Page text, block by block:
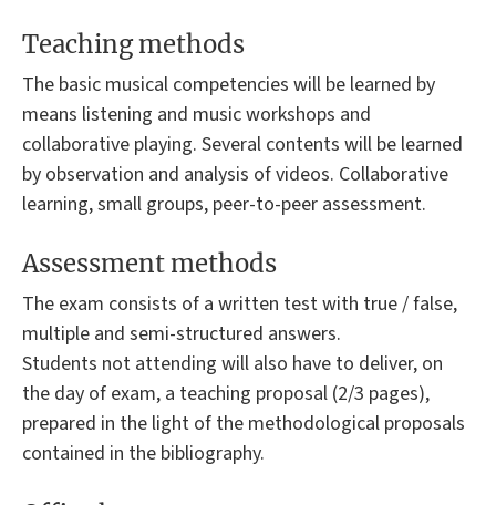
Teaching methods
The basic musical competencies will be learned by
means listening and music workshops and
collaborative playing. Several contents will be learned
by observation and analysis of videos. Collaborative
learning, small groups, peer-to-peer assessment.
Assessment methods
The exam consists of a written test with true / false,
multiple and semi-structured answers.
Students not attending will also have to deliver, on
the day of exam, a teaching proposal (2/3 pages),
prepared in the light of the methodological proposals
contained in the bibliography.